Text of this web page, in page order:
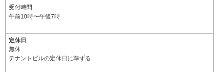
受付時間
午前10時〜午後7時
定休日
無休
テナントビルの定休日に準ずる